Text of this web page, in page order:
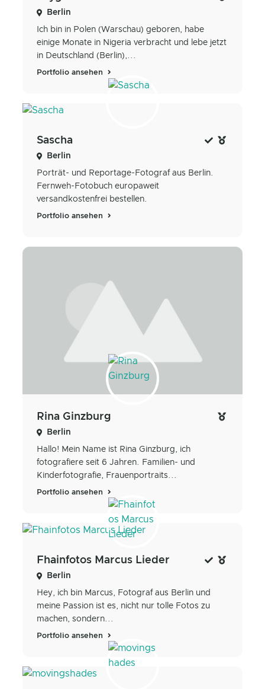
Berlin
Ich bin in Polen (Warschau) geboren, habe
einige Monate in Nigeria verbracht und lebe jetzt
in Deutschland (Berlin),...
Portfolio ansehen
Sascha
Berlin
Porträt- und Reportage-Fotograf aus Berlin.
Fernweh-Fotobuch europaweit
versandkostenfrei bestellen.
Portfolio ansehen
Rina Ginzburg
Berlin
Hallo! Mein Name ist Rina Ginzburg, ich
fotografiere seit 6 Jahren. Familien- und
Kinderfotografie, Frauenportraits...
Portfolio ansehen
Fhainfotos Marcus Lieder
Berlin
Hey, ich bin Marcus, Fotograf aus Berlin und
meine Passion ist es, nicht nur tolle Fotos zu
machen, sondern...
Portfolio ansehen